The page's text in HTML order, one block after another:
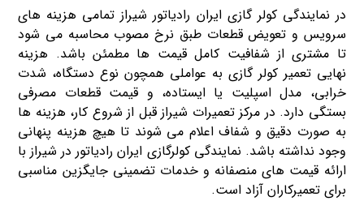
در نمایندگی کولر گازی ایران رادیاتور شیراز تمامی هزینه های
سرویس و تعویض قطعات طبق نرخ مصوب محاسبه می شود
تا مشتری از شفافیت کامل قیمت ها مطمئن باشد. هزینه
نهایی تعمیر کولر گازی به عواملی همچون نوع دستگاه، شدت
خرابی، مدل اسپلیت یا ایستاده، و قیمت قطعات مصرفی
بستگی دارد. در مرکز تعمیرات شیراز قبل از شروع کار، هزینه ها
به صورت دقیق و شفاف اعلام می شوند تا هیچ هزینه پنهانی
وجود نداشته باشد. نمایندگی کولرگازی ایران رادیاتور در شیراز با
ارائه قیمت های منصفانه و خدمات تضمینی جایگزین مناسبی
برای تعمیرکاران آزاد است.